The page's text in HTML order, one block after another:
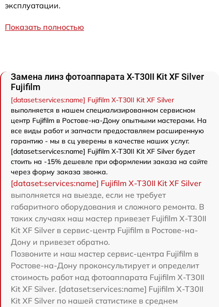
эксплуатации.
Показать полностью
Замена линз фотоаппарата X-T30II Kit XF Silver
Fujifilm
[dataset:services:name] Fujifilm X-T30II Kit XF Silver
выполняется в нашем специализированном сервисном
центр Fujifilm в Ростове-на-Дону опытными мастерами. На
все виды работ и запчасти предоставляем расширенную
гарантию - мы в сц уверены в качестве наших услуг.
[dataset:services:name] Fujifilm X-T30II Kit XF Silver будет
стоить на -15% дешевле при оформлении заказа на сайте
через форму заказа звонка.
[dataset:services:name] Fujifilm X-T30II Kit XF Silver
выполняется на выезде, если не требует
габаритного оборудования и сложного ремонта. В
таких случаях наш мастер привезет Fujifilm X-T30II
Kit XF Silver в сервис-центр Fujifilm в Ростове-на-
Дону и привезет обратно.
Позвоните и наш мастер сервис-центра Fujifilm в
Ростове-на-Дону проконсультирует и определит
стоимость работ над фотоаппарата Fujifilm X-T30II
Kit XF Silver. [dataset:services:name] Fujifilm X-T30II
Kit XF Silver по нашей статистике в среднем